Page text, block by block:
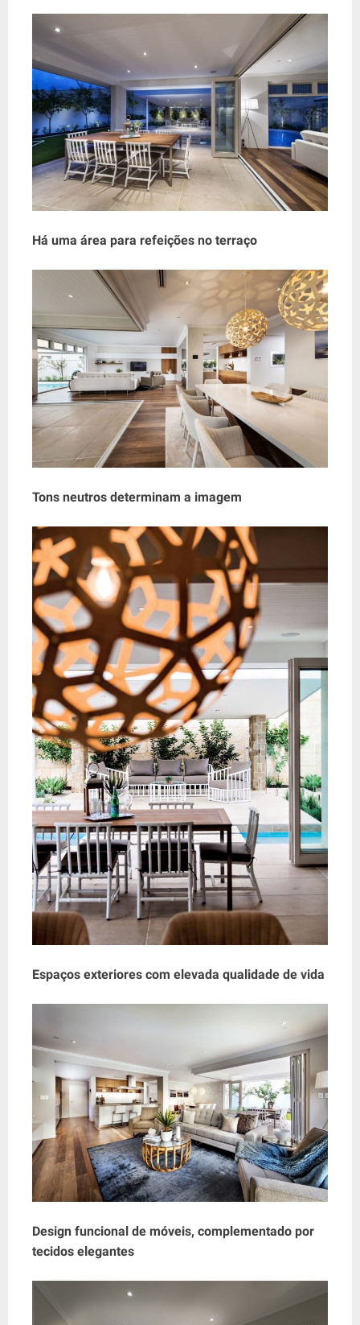
Há uma área para refeições no terraço
Tons neutros determinam a imagem
Espaços exteriores com elevada qualidade de vida
Design funcional de móveis, complementado por
tecidos elegantes